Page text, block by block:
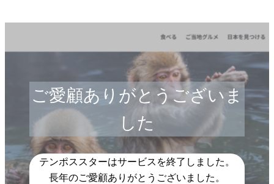
ご愛顧ありがとうございま
した
テンポススターはサービスを終了しました。
長年のご愛顧ありがとうございました。